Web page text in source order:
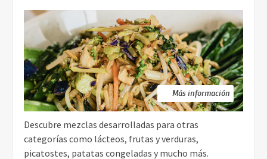
Más información
Descubre mezclas desarrolladas para otras
categorías como lácteos, frutas y verduras,
picatostes, patatas congeladas y mucho más.